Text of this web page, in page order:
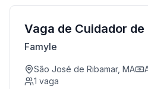
Vaga de Cuidador de
Famyle
São José de Ribamar, MA
1 vaga